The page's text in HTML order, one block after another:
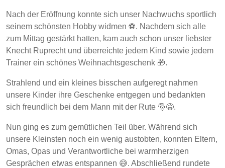
Nach der Eröffnung konnte sich unser Nachwuchs sportlich
seinem schönsten Hobby widmen ⚽️. Nachdem sich alle
zum Mittag gestärkt hatten, kam auch schon unser liebster
Knecht Ruprecht und überreichte jedem Kind sowie jedem
Trainer ein schönes Weihnachtsgeschenk 🎁.
Strahlend und ein kleines bisschen aufgeregt nahmen
unsere Kinder ihre Geschenke entgegen und bedankten
sich freundlich bei dem Mann mit der Rute 🎅😅.
Nun ging es zum gemütlichen Teil über. Während sich
unsere Kleinsten noch ein wenig austobten, konnten Eltern,
Omas, Opas und Verantwortliche bei warmherzigen
Gesprächen etwas entspannen 😅. Abschließend rundete